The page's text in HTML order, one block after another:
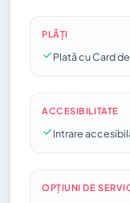
PLĂȚI
Plată cu Card
ACCESIBILITATE
Intrare
OPȚIUNI DE